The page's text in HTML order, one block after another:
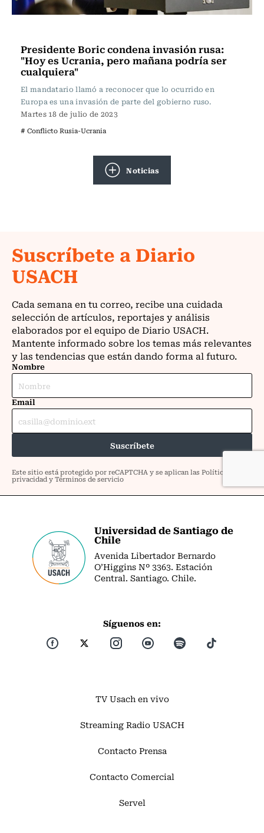
Presidente Boric condena invasión rusa:
"Hoy es Ucrania, pero mañana podría ser
cualquiera"
El mandatario llamó a reconocer que lo ocurrido en
Europa es una invasión de parte del gobierno ruso.
Martes 18 de julio de 2023
# Conflicto Rusia-Ucrania
Noticias
Universidad de Santiago de
Chile
Avenida Libertador Bernardo
O’Higgins Nº 3363. Estación
Central. Santiago. Chile.
Síguenos en:
TV Usach en vivo
Streaming Radio USACH
Contacto Prensa
Contacto Comercial
Servel